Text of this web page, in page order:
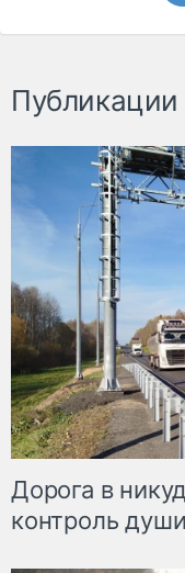
Дорога в
контроль